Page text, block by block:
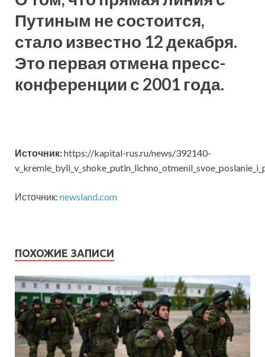
Путиным не состоится,
стало известно 12 декабря.
Это первая отмена пресс-
конференции с 2001 года.
Источник:https://kapital-rus.ru/news/392140-
Источник: newsland.com
ПОХОЖИЕ ЗАПИСИ